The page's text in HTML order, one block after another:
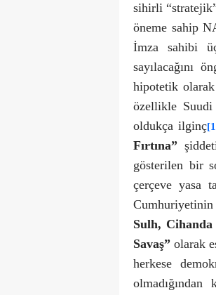
sihirli
öneme sahip
İmza sahibi
sayılacağını
hipotetik olarak
özellikle Suudi
oldukça ilginç
Fırtına”
gösterilen bir
çerçeve yasa
Sulh, Cihanda
Savaş” olarak
herkese